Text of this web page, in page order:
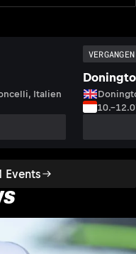
Events
Italien
VERGANGEN